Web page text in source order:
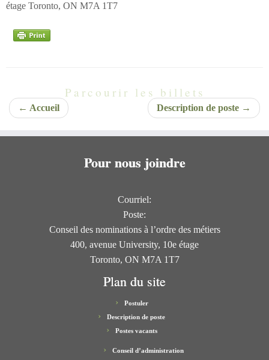
étage Toronto, ON M7A 1T7
Parcourir les billets
← Accueil Description de poste →
Pour nous joindre
Courriel:
Poste:
Conseil des nominations à l’ordre des métiers
400, avenue University, 10e étage
Toronto, ON M7A 1T7
Plan du site
Postuler
Description de poste
Postes vacants
Conseil d’administration